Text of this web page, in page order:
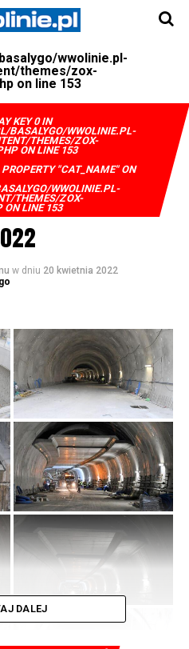
wwolinie.pl-
themes/zox-
on line 153
KEY 0 IN
BASALYGO/WWOLINIE.PL-
THEMES/ZOX-
ON LINE153
"CAT_NAME" ON
WWOLINIE.PL-
THEMES/ZOX-
ON LINE153
w dniu 20 kwietnia 2022
DALEJ